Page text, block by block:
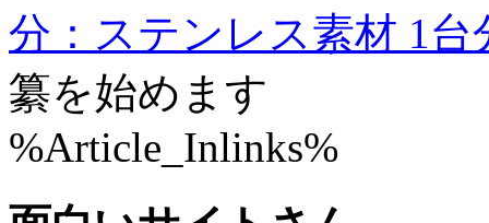
分：ステンレス素材 1台
纂を始めます
%Article_Inlinks%